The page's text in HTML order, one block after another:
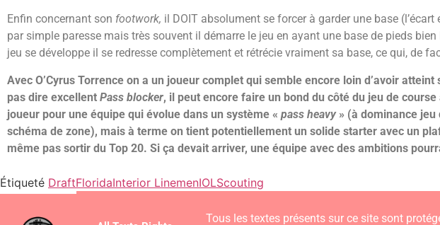
Enfin concernant son footwork, il DOIT absolument se forcer à garder une base
par simple paresse mais très souvent il démarre le jeu en ayant une base de pieds
jeu se développe il se redresse complètement et rétrécie vraiment sa base, ce qui, de
Avec O’Cyrus Torrence on a un joueur complet qui semble encore loin d’avoir
pas dire excellent Pass blocker, il peut encore faire un bond du côté du jeu de
joueur pour une équipe qui évolue dans un système « pass heavy» (à dominance jeu
schéma de zone), mais à terme on tient potentiellement un solide starter avec un
même pas sortir du Top 20. Si ça devait arriver, une équipe avec des ambitions
Étiqueté DraftFloridaInterior LinemenIOLScouting
Tous les textes présents sur ce site sont